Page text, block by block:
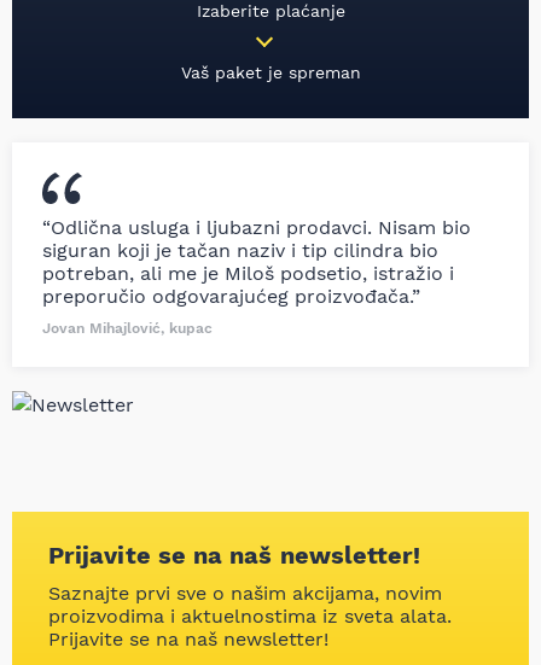
Izaberite plaćanje
Vaš paket je spreman
“Odlična usluga i ljubazni prodavci. Nisam bio
siguran koji je tačan naziv i tip cilindra bio
potreban, ali me je Miloš podsetio, istražio i
preporučio odgovarajućeg proizvođača.”
Jovan Mihajlović, kupac
Prijavite se na naš newsletter!
Saznajte prvi sve o našim akcijama, novim
proizvodima i aktuelnostima iz sveta alata.
Prijavite se na naš newsletter!